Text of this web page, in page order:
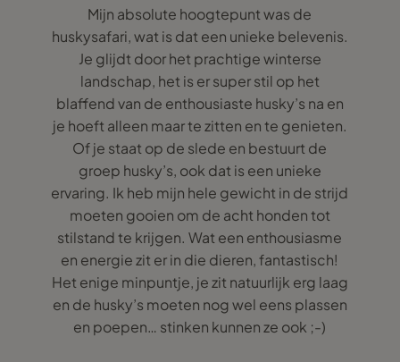
Mijn absolute hoogtepunt was de
huskysafari, wat is dat een unieke belevenis.
Je glijdt door het prachtige winterse
landschap, het is er super stil op het
blaffend van de enthousiaste husky’s na en
je hoeft alleen maar te zitten en te genieten.
Of je staat op de slede en bestuurt de
groep husky’s, ook dat is een unieke
ervaring. Ik heb mijn hele gewicht in de strijd
moeten gooien om de acht honden tot
stilstand te krijgen. Wat een enthousiasme
en energie zit er in die dieren, fantastisch!
Het enige minpuntje, je zit natuurlijk erg laag
en de husky’s moeten nog wel eens plassen
en poepen… stinken kunnen ze ook ;-)